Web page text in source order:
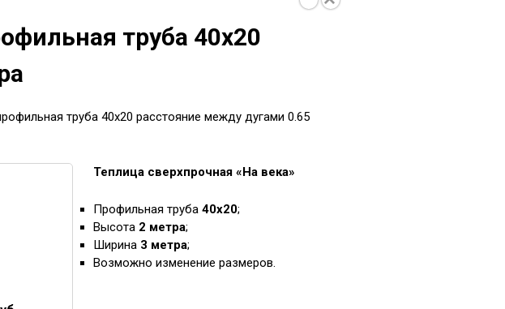
труба 40х20
труба 40х20 расстояние между дугами 0.65
Теплица сверхпрочная «На века»
Профильная труба 40х20;
Высота 2 метра;
Ширина 3 метра;
Возможно изменение размеров.